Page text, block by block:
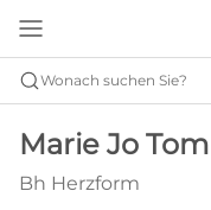
Wonach suchen Sie?
Marie Jo Tom
Bh Herzform